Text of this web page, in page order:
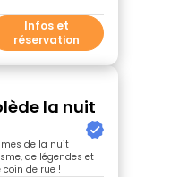
Infos et
réservation
la nuit
de la nuit
de légendes et
de rue !